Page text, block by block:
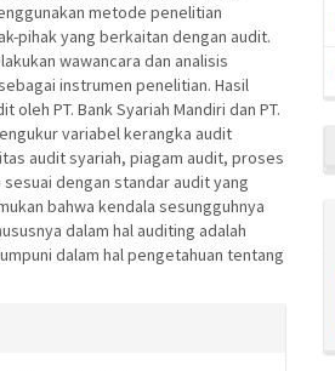
metode penelitian
pihak yang berkaitan dengan audit.
wawancara dan analisis
instrumen penelitian. Hasil
PT. Bank Syariah Mandiri dan PT.
variabel kerangka audit
audit syariah, piagam audit, proses
dengan standar audit yang
bahwa kendala sesungguhnya
dalam hal auditing adalah
dalam hal pengetahuan tentang